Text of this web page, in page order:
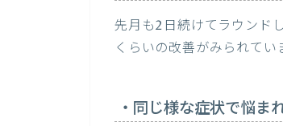
先月も2日続けてラウンド
くらいの改善がみられてい
・同じ様な症状で悩ま